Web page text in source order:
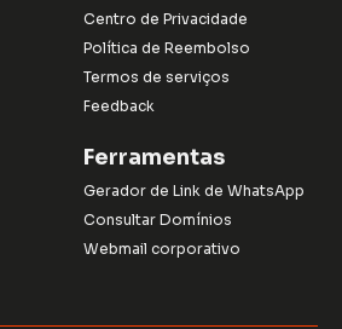
Centro de Privacidade
Política de Reembolso
Termos de serviços
Feedback
Ferramentas
Gerador de Link de WhatsApp
Consultar Domínios
Webmail corporativo